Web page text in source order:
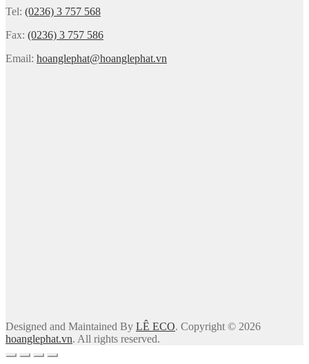
Tel: (0236) 3 757 568
Fax: (0236) 3 757 586
Email: hoanglephat@hoanglephat.vn
Designed and Maintained By LÊ ECO. Copyright © 2026
hoanglephat.vn. All rights reserved.